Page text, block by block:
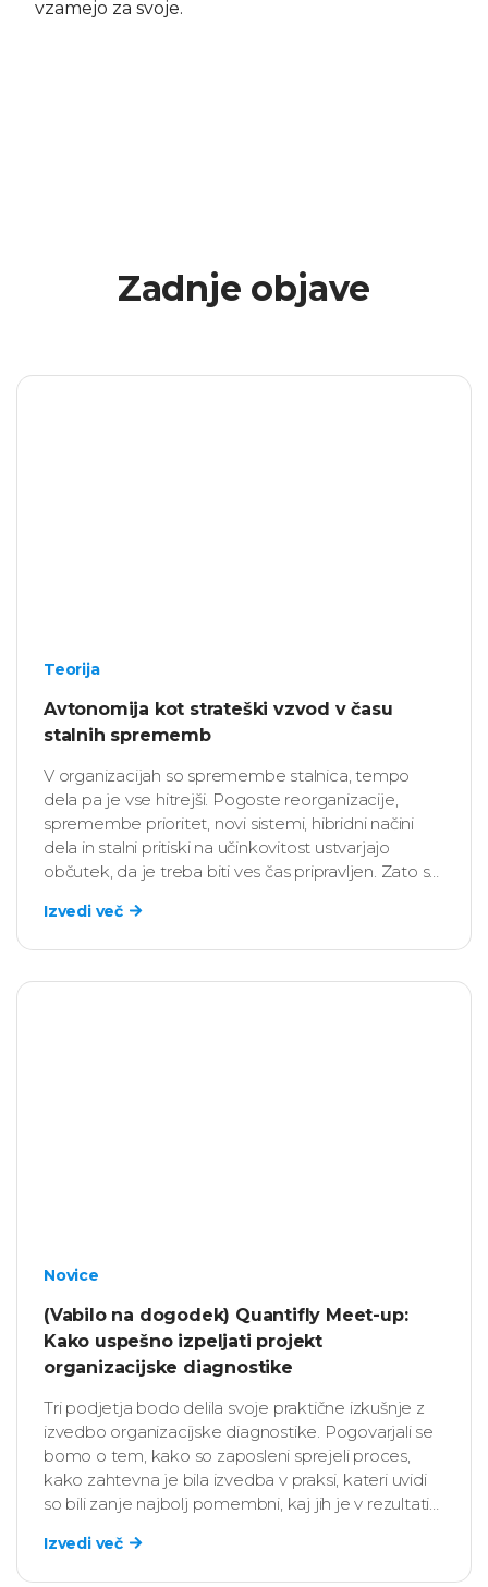
vzamejo za svoje.
Zadnje objave
Teorija
Avtonomija kot strateški vzvod v času
stalnih sprememb
V organizacijah so spremembe stalnica, tempo
dela pa je vse hitrejši. Pogoste reorganizacije,
spremembe prioritet, novi sistemi, hibridni načini
dela in stalni pritiski na učinkovitost ustvarjajo
občutek, da je treba biti ves čas pripravljen. Zato se
omogoča, da v takšnem okolju ne le sledijo
Izvedi več
Novice
(Vabilo na dogodek) Quantifly Meet-up:
Kako uspešno izpeljati projekt
organizacijske diagnostike
Tri podjetja bodo delila svoje praktične izkušnje z
izvedbo organizacijske diagnostike. Pogovarjali se
bomo o tem, kako so zaposleni sprejeli proces,
kako zahtevna je bila izvedba v praksi, kateri uvidi
so bili zanje najbolj pomembni, kaj jih je v rezultatih
začrtali nadaljnje strateške, kadrobske in vodstvene
Izvedi več